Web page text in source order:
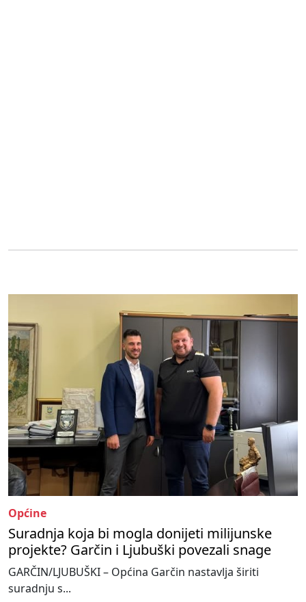
Općine
Suradnja koja bi mogla donijeti milijunske
projekte? Garčin i Ljubuški povezali snage
GARČIN/LJUBUŠKI – Općina Garčin nastavlja širiti
suradnju s...